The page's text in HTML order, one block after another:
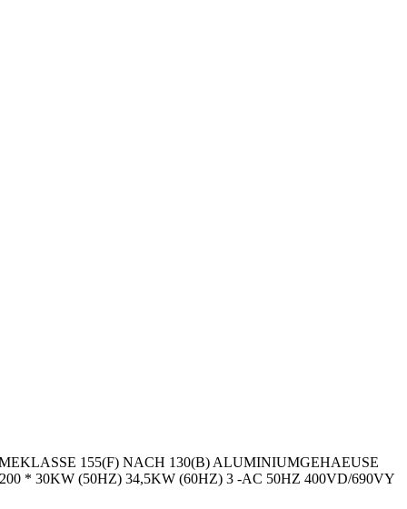
155(F) NACH 130(B) ALUMINIUMGEHAEUSE
* 30KW (50HZ) 34,5KW (60HZ) 3 -AC 50HZ 400VD/690VY